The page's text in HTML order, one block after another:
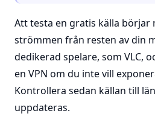
Att testa en gratis källa börjar
strömmen från resten av din
dedikerad spelare, som VLC,
en VPN om du inte vill
Kontrollera sedan källan till
uppdateras.